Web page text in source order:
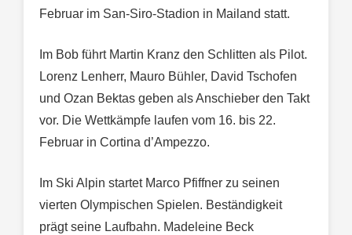
Februar im San-Siro-Stadion in Mailand statt.
Im Bob führt Martin Kranz den Schlitten als Pilot.
Lorenz Lenherr, Mauro Bühler, David Tschofen
und Ozan Bektas geben als Anschieber den Takt
vor. Die Wettkämpfe laufen vom 16. bis 22.
Februar in Cortina d’Ampezzo.
Im Ski Alpin startet Marco Pfiffner zu seinen
vierten Olympischen Spielen. Beständigkeit
prägt seine Laufbahn. Madeleine Beck